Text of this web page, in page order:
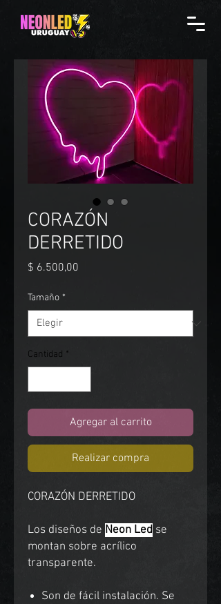
CORAZÓN
DERRETIDO
$ 6.500,00
Tamaño *
Cantidad *
Agregar al carrito
Realizar compra
CORAZÓN DERRETIDO
Los diseños de Neon Led se
montan sobre acrílico
transparente.
Son de fácil instalación. Se